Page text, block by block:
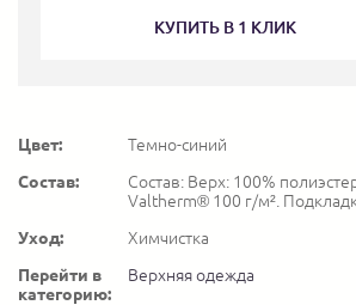
КУПИТЬ В 1 КЛИК
Цвет:
Темно-синий
Состав:
Состав: Верх: 100%
Valtherm® 100 г/м².
Уход:
Химчистка
Перейти в
категорию:
Верхняя одежда